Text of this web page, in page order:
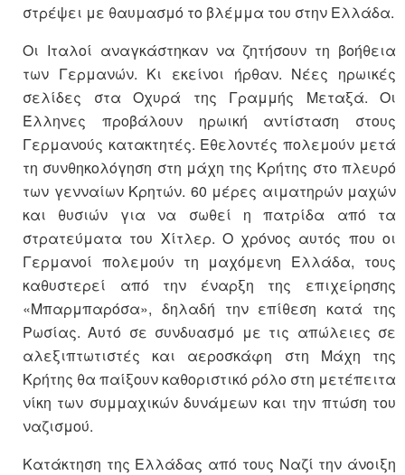
στρέψει με θαυμασμό το βλέμμα του στην Ελλάδα.
Οι Ιταλοί αναγκάστηκαν να ζητήσουν τη βοήθεια
των Γερμανών. Κι εκείνοι ήρθαν. Νέες ηρωικές
σελίδες στα Οχυρά της Γραμμής Μεταξά. Οι
Έλληνες προβάλουν ηρωική αντίσταση στους
Γερμανούς κατακτητές. Εθελοντές πολεμούν μετά
τη συνθηκολόγηση στη μάχη της Κρήτης στο πλευρό
των γενναίων Κρητών. 60 μέρες αιματηρών μαχών
και θυσιών για να σωθεί η πατρίδα από τα
στρατεύματα του Χίτλερ. Ο χρόνος αυτός που οι
Γερμανοί πολεμούν τη μαχόμενη Ελλάδα, τους
καθυστερεί από την έναρξη της επιχείρησης
«Μπαρμπαρόσα», δηλαδή την επίθεση κατά της
Ρωσίας. Αυτό σε συνδυασμό με τις απώλειες σε
αλεξιπτωτιστές και αεροσκάφη στη Μάχη της
Κρήτης θα παίξουν καθοριστικό ρόλο στη μετέπειτα
νίκη των συμμαχικών δυνάμεων και την πτώση του
ναζισμού.
Κατάκτηση της Ελλάδας από τους Ναζί την άνοιξη